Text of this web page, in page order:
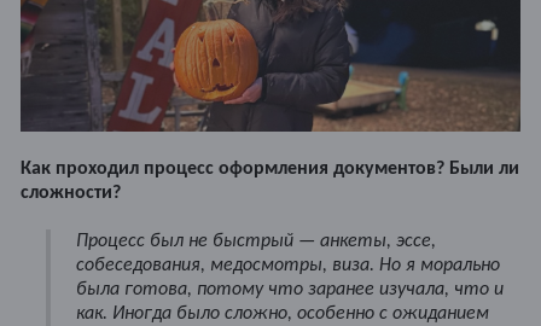
Как проходил процесс оформления документов? Были ли
сложности?
Процесс был не быстрый — анкеты, эссе,
собеседования, медосмотры, виза. Но я морально
была готова, потому что заранее изучала, что и
как. Иногда было сложно, особенно с ожиданием